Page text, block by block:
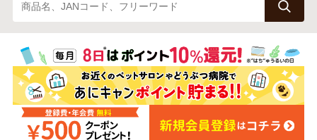
会員登録
あにまるキャンパスについて
アフターサービス
トカゲ ヘビ
カメ 両生類
あにまるキャンパスについて
アフターサービス
商品リクエスト